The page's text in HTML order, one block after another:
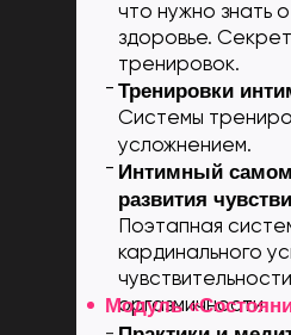
-
-
что нужно знать
здоровье.
тренировок.
Тренировки
Системы
усложнением.
Интимный
развития
Поэтапная
кардинального
оргазмичности
Модуль